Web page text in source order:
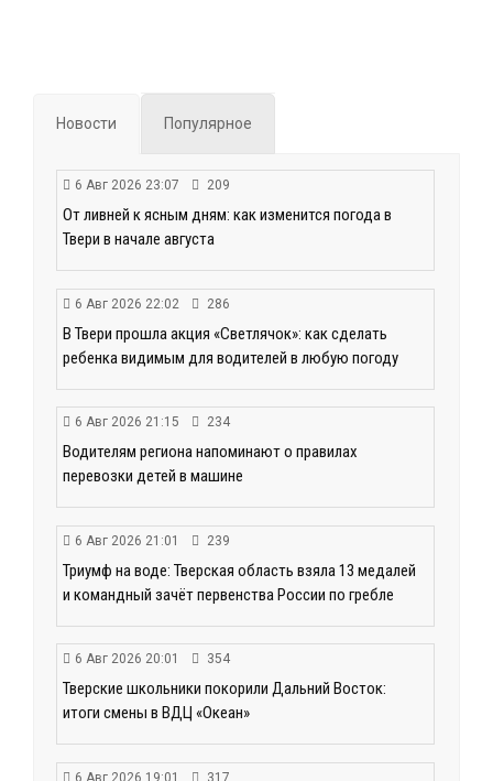
Новости Популярное
6 Авг 2026 23:07 209
От ливней к ясным дням: как изменится погода в
Твери в начале августа
6 Авг 2026 22:02 286
В Твери прошла акция «Светлячок»: как сделать
ребенка видимым для водителей в любую погоду
6 Авг 2026 21:15 234
Водителям региона напоминают о правилах
перевозки детей в машине
6 Авг 2026 21:01 239
Триумф на воде: Тверская область взяла 13 медалей
и командный зачёт первенства России по гребле
6 Авг 2026 20:01 354
Тверские школьники покорили Дальний Восток:
итоги смены в ВДЦ «Океан»
6 Авг 2026 19:01 317